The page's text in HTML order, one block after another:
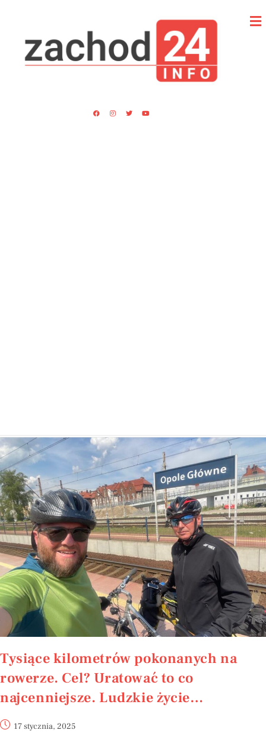
Tysiące kilometrów pokonanych na
rowerze. Cel? Uratować to co
najcenniejsze. Ludzkie życie…
17 stycznia, 2025